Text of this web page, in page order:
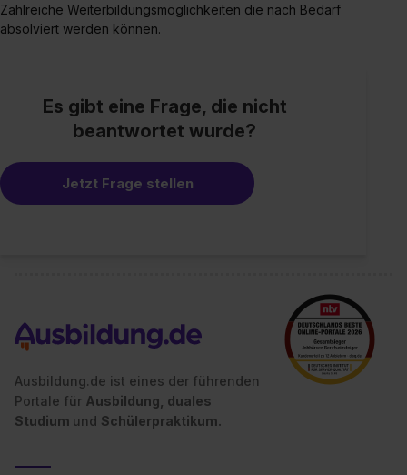
II). Du kannst die von dir erteilte Einwilligung jederzeit mit
Wirkung für die Zukunft ganz oder teilweise über unsere
einzelnen Cookies findest du durch Klick auf „Details
zeigen“. Weitere Informationen: Datenschutzerklärung
Zahlreiche Weiterbildungsmöglichkeiten die nach Bedarf
absolviert werden können.
Es gibt eine Frage, die nicht
beantwortet wurde?
Jetzt Frage stellen
Ausbildung.de ist eines der führenden
Portale für Ausbildung, duales
Studium und Schülerpraktikum.